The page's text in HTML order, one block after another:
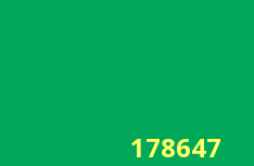
178647